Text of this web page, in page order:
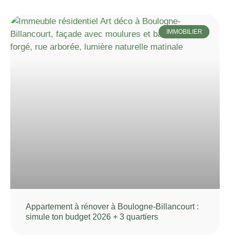
IMMOBILIER
Appartement à rénover à Boulogne-Billancourt :
simule ton budget 2026 + 3 quartiers